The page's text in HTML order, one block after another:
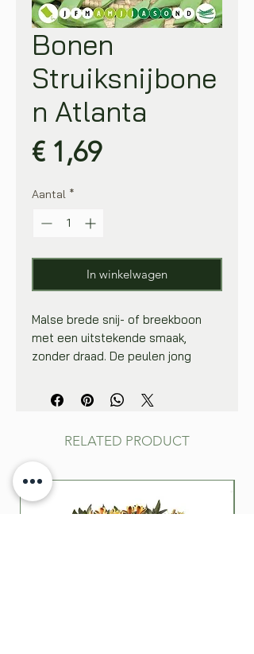
Bonen
Struiksnijbone
n Atlanta
€ 1,69Prijs
Aantal *
In winkelwagen
Malse brede snij- of breekboon
met een uitstekende smaak,
zonder draad. De peulen jong
Zaai 2 zaden om de 10 cm (20
zaden/m), in rijen 50 cm van elkaar.
nat en bedek ze met losse grond.
Zaaien bij: droog weer, in
opgewarmde grond (>15 °C), geen
nachtvorst. Vroeger oogsten door
RELATED PRODUCT